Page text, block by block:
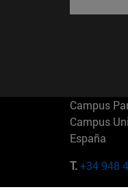
Campus
Campus
España
T.+34 948